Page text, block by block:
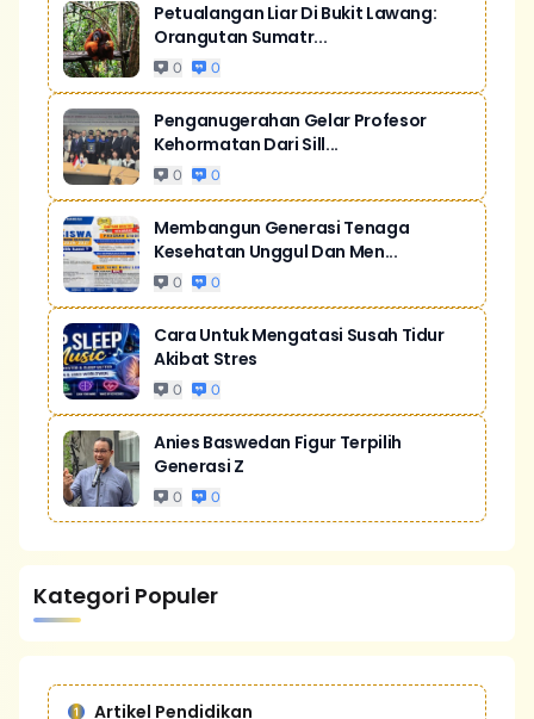
Petualangan Liar Di Bukit Lawang:
Orangutan Sumatr...
0 0
Penganugerahan Gelar Profesor
Kehormatan Dari Sill...
0 0
Membangun Generasi Tenaga
Kesehatan Unggul Dan Men...
0 0
Cara Untuk Mengatasi Susah Tidur
Akibat Stres
0 0
Anies Baswedan Figur Terpilih
Generasi Z
0 0
Kategori Populer
Artikel Pendidikan